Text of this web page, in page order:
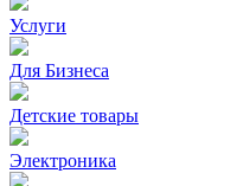
Услуги
Для Бизнеса
Детские товары
Электроника